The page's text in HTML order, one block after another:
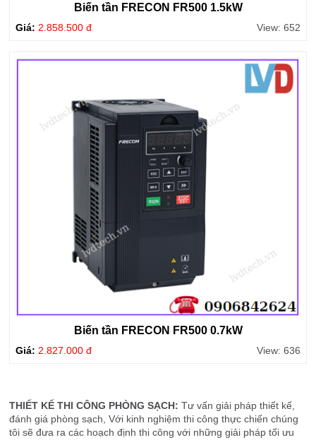
Biến tần FRECON FR500 1.5kW
Giá: 2.858.500 đ View: 652
Biến tần FRECON FR500 0.7kW
Giá: 2.827.000 đ View: 636
THIẾT KẾ THI CÔNG PHÒNG SẠCH:Tư vấn giải pháp thiết kế,
đánh giá phòng sạch, Với kinh nghiệm thi công thực chiến chúng
tôi sẽ đưa ra các hoạch định thi công với những giải pháp tối ưu